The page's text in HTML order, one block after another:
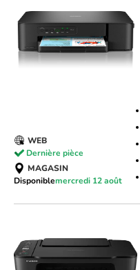
WEB
Dernière pièce
MAGASIN
Disponiblemercredi 12 août